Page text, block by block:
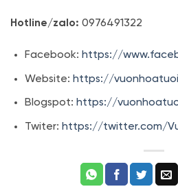
Hotline/zalo: 0976491322
Facebook: https://
Website: https://
Blogspot: https://
Twiter: https://twitter.com/